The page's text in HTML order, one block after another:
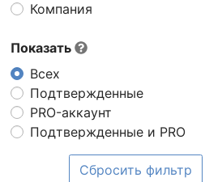
Компания
Показать
Всех
Подтвержденные
PRO-аккаунт
Подтвержденные и PRO
Сбросить фильтр